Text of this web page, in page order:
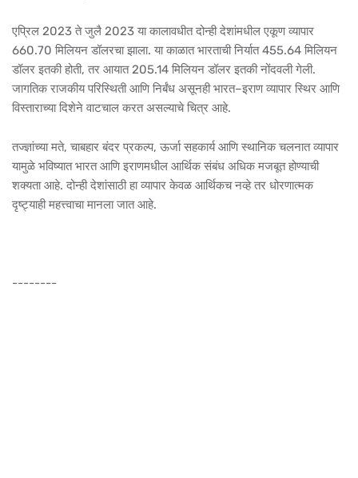
एप्रिल 2023 ते जुलै 2023 या कालावधीत दोन्ही देशांमधील एकूण व्यापार
660.70 मिलियन डॉलरचा झाला. या काळात भारताची निर्यात 455.64 मिलियन
डॉलर इतकी होती, तर आयात 205.14 मिलियन डॉलर इतकी नोंदवली गेली.
जागतिक राजकीय परिस्थिती आणि निर्बंध असूनही भारत–इराण व्यापार स्थिर आणि
विस्ताराच्या दिशेने वाटचाल करत असल्याचे चित्र आहे.
तज्ज्ञांच्या मते, चाबहार बंदर प्रकल्प, ऊर्जा सहकार्य आणि स्थानिक चलनात व्यापार
यामुळे भविष्यात भारत आणि इराणमधील आर्थिक संबंध अधिक मजबूत होण्याची
शक्यता आहे. दोन्ही देशांसाठी हा व्यापार केवळ आर्थिकच नव्हे तर धोरणात्मक
दृष्ट्याही महत्त्वाचा मानला जात आहे.
--------